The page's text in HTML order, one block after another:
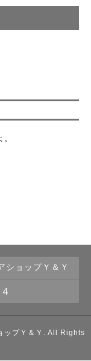
ショップＹ＆Ｙ
ップＹ＆Ｙ . All Rights